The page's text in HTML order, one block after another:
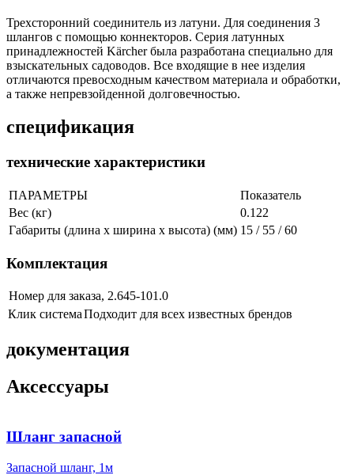
Трехсторонний соединитель из латуни. Для соединения 3
шлангов с помощью коннекторов. Серия латунных
принадлежностей Kärcher была разработана специально для
взыскательных садоводов. Все входящие в нее изделия
отличаются превосходным качеством материала и обработки,
а также непревзойденной долговечностью.
спецификация
технические характеристики
ПАРАМЕТРЫ
Показатель
Вес (кг)
0.122
Габариты (длина х ширина х высота) (мм) 15 / 55 / 60
Комплектация
Номер для заказа, 2.645-101.0
Клик системаПодходит для всех известных брендов
документация
Аксессуары
Шланг запасной
Запасной шланг, 1м